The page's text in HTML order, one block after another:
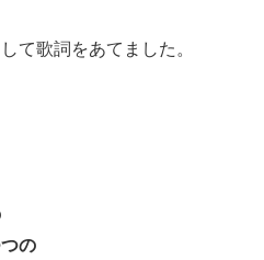
て歌詞をあてました。
の